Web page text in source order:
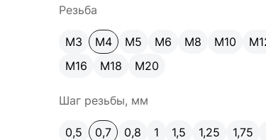
Резьба
М3 М4 М5 М6 М8 М10
М16
М18 М20
Шаг резьбы, мм
0,5 0,7 0,8 1 1,5 1,25 1,75